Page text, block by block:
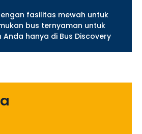
fasilitas mewah untuk
bus ternyaman untuk
hanya di Bus Discovery